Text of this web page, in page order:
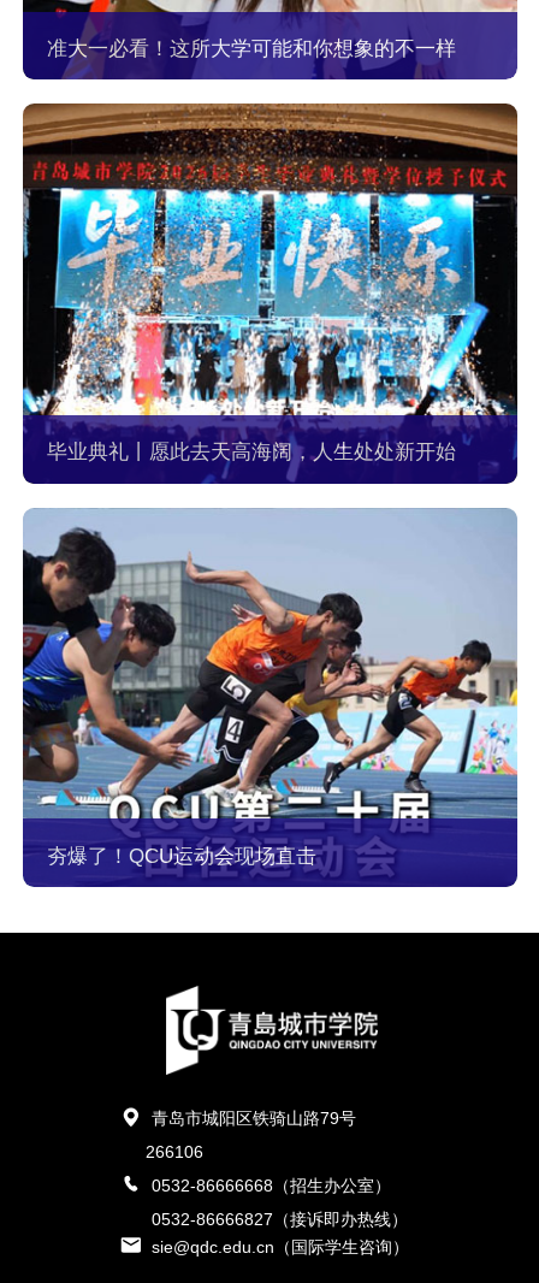
准大一必看！这所大学可能和你想象的不一样
毕业典礼丨愿此去天高海阔，人生处处新开始
夯爆了！QCU运动会现场直击
青岛市城阳区铁骑山路79号
266106
0532-86666668（招生办公室）
0532-86666827（接诉即办热线）
sie@qdc.edu.cn（国际学生咨询）